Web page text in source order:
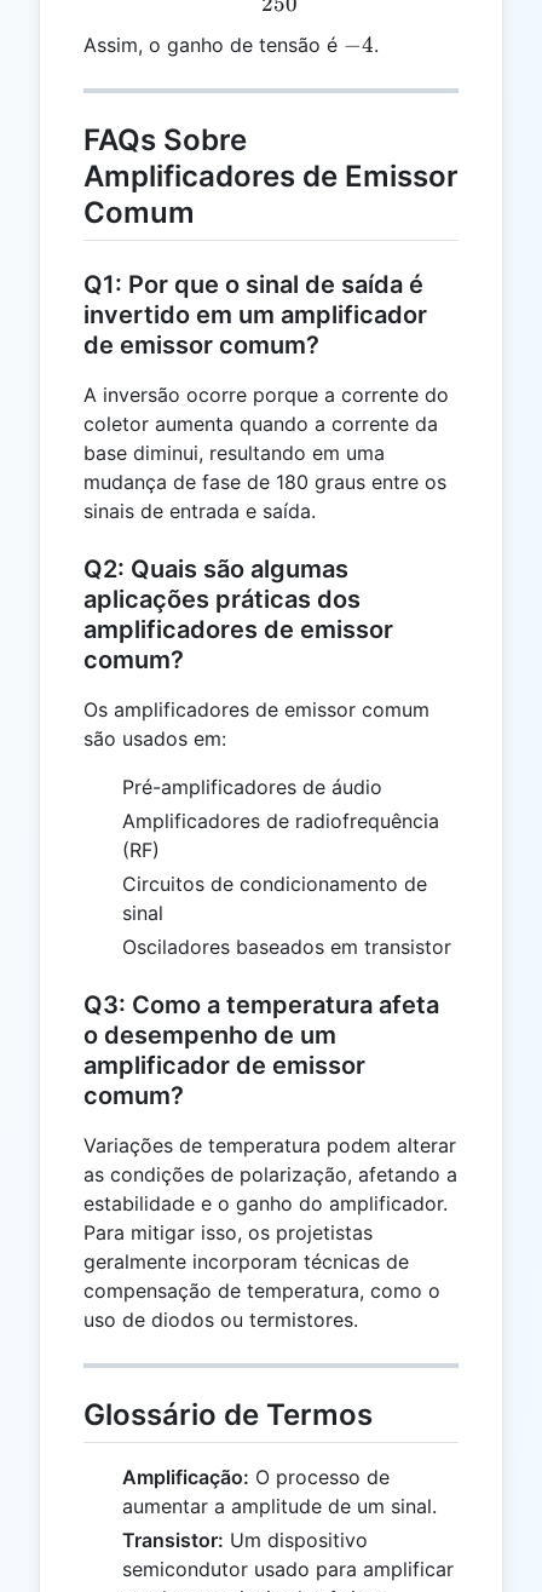
Assim, o ganho de tensão é -4
−4.
FAQs Sobre
Amplificadores de Emissor
Comum
Q1: Por que o sinal de saída é
invertido em um amplificador
de emissor comum?
A inversão ocorre porque a corrente do
coletor aumenta quando a corrente da
base diminui, resultando em uma
mudança de fase de 180 graus entre os
sinais de entrada e saída.
Q2: Quais são algumas
aplicações práticas dos
amplificadores de emissor
comum?
Os amplificadores de emissor comum
são usados em:
Pré-amplificadores de áudio
Amplificadores de radiofrequência
(RF)
Circuitos de condicionamento de
sinal
Osciladores baseados em transistor
Q3: Como a temperatura afeta
o desempenho de um
amplificador de emissor
comum?
Variações de temperatura podem alterar
as condições de polarização, afetando a
estabilidade e o ganho do amplificador.
Para mitigar isso, os projetistas
geralmente incorporam técnicas de
compensação de temperatura, como o
uso de diodos ou termistores.
Glossário de Termos
Amplificação: O processo de
aumentar a amplitude de um sinal.
Transistor: Um dispositivo
semicondutor usado para amplificar